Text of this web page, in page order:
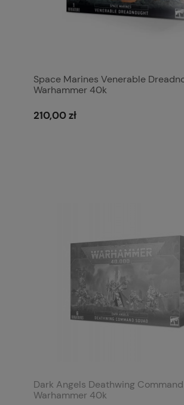
Space Marines Venerable
Warhammer 40k
210,00 zł
Dark Angels Deathwing
Warhammer 40k